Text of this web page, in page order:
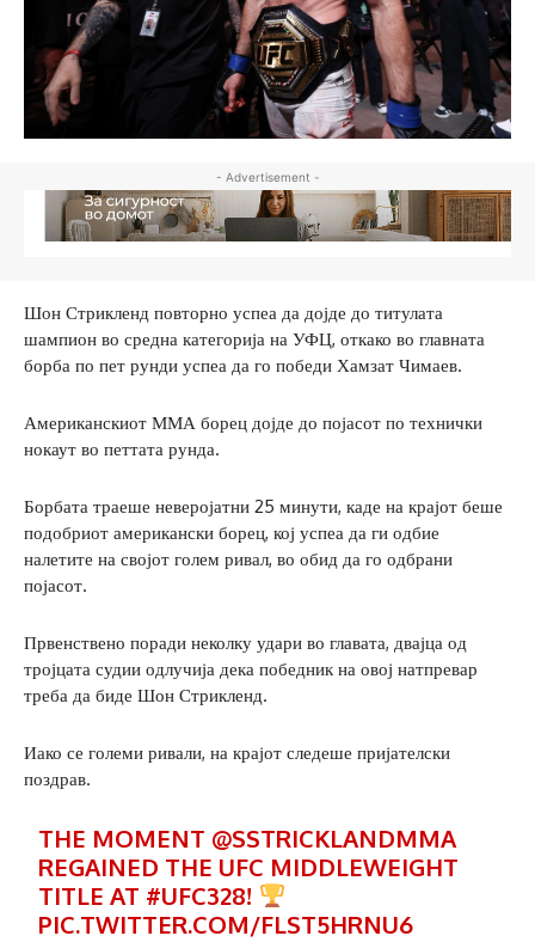
- Advertisement -
Шон Стрикленд повторно успеа да дојде до титулата
шампион во средна категорија на УФЦ, откако во главната
борба по пет рунди успеа да го победи Хамзат Чимаев.
Американскиот ММА борец дојде до појасот по технички
нокаут во петтата рунда.
Борбата траеше неверојатни 25 минути, каде на крајот беше
подобриот американски борец, кој успеа да ги одбие
налетите на својот голем ривал, во обид да го одбрани
појасот.
Првенствено поради неколку удари во главата, двајца од
тројцата судии одлучија дека победник на овој натпревар
треба да биде Шон Стрикленд.
Иако се големи ривали, на крајот следеше пријателски
поздрав.
THE MOMENT @SSTRICKLANDMMA
REGAINED THE UFC MIDDLEWEIGHT
TITLE AT #UFC328!
PIC.TWITTER.COM/FLST5HRNU6